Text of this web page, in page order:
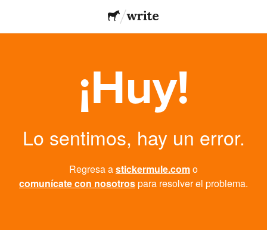
¡Huy!
Lo sentimos, hay un error.
Regresa astickermule.como
comunícate con nosotrospara resolver el problema.